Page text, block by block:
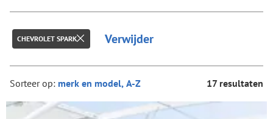
CHEVROLET SPARK Verwijder
Sorteer op: 17 resultaten